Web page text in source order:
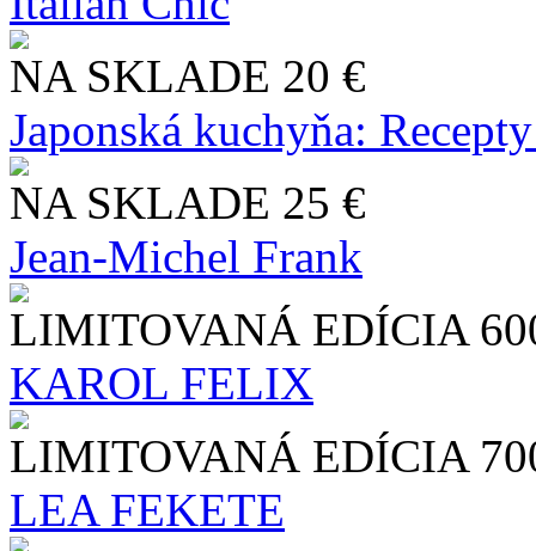
NA SKLADE 20 €
Japonská kuchyňa:
NA SKLADE 25 €
Jean-Michel Frank
LIMITOVANÁ EDÍCIA
KAROL FELIX
LIMITOVANÁ EDÍCIA
LEA FEKETE